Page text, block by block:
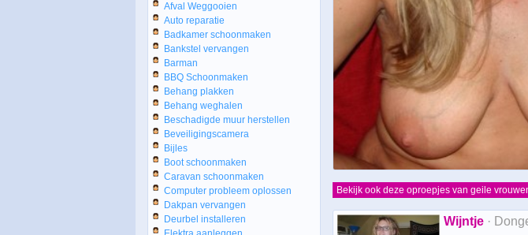
Afval Weggooien
Auto reparatie
Badkamer schoonmaken
Bankstel vervangen
Barman
BBQ Schoonmaken
Behang plakken
Behang weghalen
Beschadigde muur herstellen
Beveiligingscamera
Bijles
Boot schoonmaken
Caravan schoonmaken
Computer probleem oplossen
Dakpan vervangen
Deurbel installeren
Bekijk ook deze oproepjes van geile
Wijntje ·